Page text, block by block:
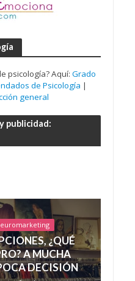
psicología? Aquí: Grado
de Psicología |
general
publicidad:
¿QUÉ
A MUCHA
DECISIÓN